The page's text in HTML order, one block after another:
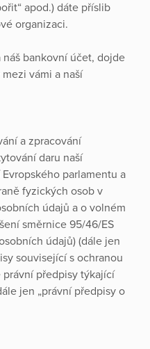
apod.) dáte příslib
organizaci.
bankovní účet, dojde
vámi a naší
a zpracování
daru naší
parlamentu a
fyzických osob v
údajů a o volném
směrnice 95/46/ES
údajů) (dále jen
související s ochranou
právní předpisy týkající
jen „právní předpisy o